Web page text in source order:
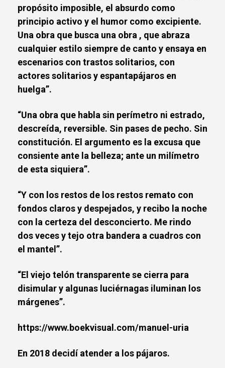
propósito imposible, el absurdo como
principio activo y el humor como excipiente.
Una obra que busca una obra , que abraza
cualquier estilo siempre de canto y ensaya en
escenarios con trastos solitarios, con
actores solitarios y espantapájaros en
huelga”.
“Una obra que habla sin perímetro ni estrado,
descreída, reversible. Sin pases de pecho. Sin
constitución. El argumento es la excusa que
consiente ante la belleza; ante un milímetro
de esta siquiera”.
“Y con los restos de los restos remato con
fondos claros y despejados, y recibo la noche
con la certeza del desconcierto. Me rindo
dos veces y tejo otra bandera a cuadros con
el mantel”.
“El viejo telón transparente se cierra para
disimular y algunas luciérnagas iluminan los
márgenes”.
https://www.boekvisual.com/manuel-uria
En 2018 decidí atender a los pájaros.